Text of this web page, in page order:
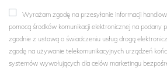
Wyrażam zgodę na przesyłanie informacji
pomocą środków komunikacji elektronicznej na podany
zgodnie z ustawą o świadczeniu usług drogą
zgodę na używanie telekomunikacyjnych urządzeń
systemów wywołujących dla celów marketingu